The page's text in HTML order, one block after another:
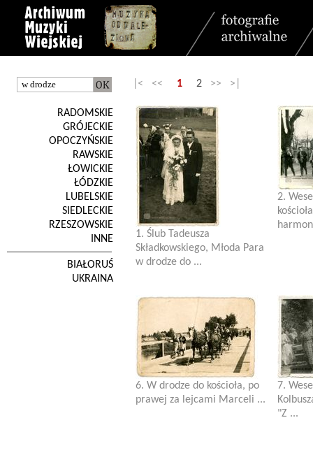
RADOMSKIE
GRÓJECKIE
OPOCZYŃSKIE
RAWSKIE
ŁOWICKIE
ŁÓDZKIE
LUBELSKIE
SIEDLECKIE
RZESZOWSKIE
INNE
BIAŁORUŚ
UKRAINA
|< << 1 2 >> >|
1. Ślub Tadeusza
Składkowskiego, Młoda Para
w drodze do ...
2.
6. W drodze do kościoła, po
prawej za lejcami Marceli ...
7.
"Z ...